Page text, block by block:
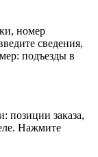
номер
сведения,
подъезды в
позиции заказа,
Нажмите